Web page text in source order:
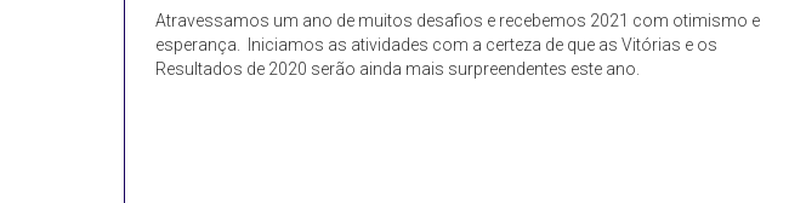
Atravessamos um ano de muitos desafios e recebemos 2021 com otimismo e
esperança. Iniciamos as atividades com a certeza de que as Vitórias e os
Resultados de 2020 serão ainda mais surpreendentes este ano.